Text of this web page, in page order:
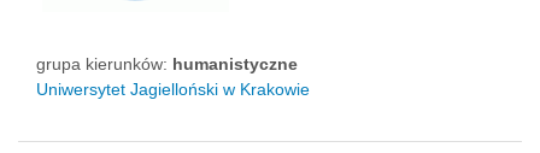
grupa kierunków: humanistyczne
Uniwersytet Jagielloński w Krakowie